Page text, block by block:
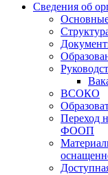
Сведения об
ВСОКО
Переход
ФООП